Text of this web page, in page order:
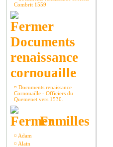
Combrit 1559
Documents
renaissance
cornouaille
¤ Documents renaissance
Cornouaille - Officiers du
Quemenet vers 1530.
Familles
¤ Adam
¤ Alain